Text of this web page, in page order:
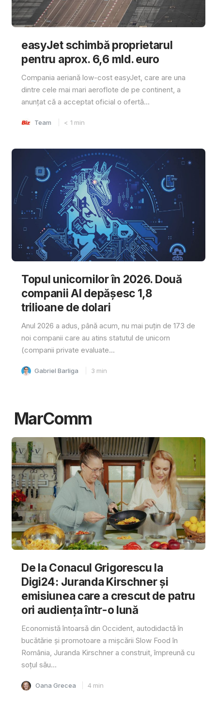
easyJet schimbă proprietarul
pentru aprox. 6,6 mld. euro
Compania aeriană low-cost easyJet, care are una
dintre cele mai mari aeroflote de pe continent, a
anunțat că a acceptat oficial o ofertă...
Team < 1 min
Topul unicornilor în 2026. Două
companii AI depășesc 1,8
trilioane de dolari
Anul 2026 a adus, până acum, nu mai puțin de 173 de
noi companii care au atins statutul de unicorn
(companii private evaluate...
Gabriel Barliga 3 min
MarComm
De la Conacul Grigorescu la
Digi24: Juranda Kirschner și
emisiunea care a crescut de patru
ori audiența într-o lună
Economistă întoarsă din Occident, autodidactă în
bucătărie și promotoare a mișcării Slow Food în
România, Juranda Kirschner a construit, împreună cu
soțul său...
Oana Grecea 4 min